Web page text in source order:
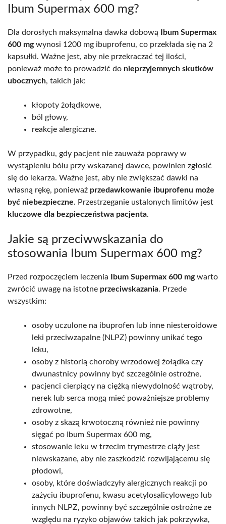
Ibum Supermax 600 mg?
Dla dorosłych maksymalna dawka dobową
Ibum Supermax
600 mgwynosi 1200 mg ibuprofenu, co przekłada się na 2
kapsułki. Ważne jest, aby nie przekraczać tej ilości,
ponieważ może to prowadzić do nieprzyjemnych skutków
ubocznych, takich jak:
kłopoty żołądkowe,
ból głowy,
reakcje alergiczne.
W przypadku, gdy pacjent nie zauważa poprawy w
wystąpieniu bólu przy wskazanej dawce, powinien zgłosić
się do lekarza. Ważne jest, aby nie zwiększać dawki na
własną rękę, ponieważ przedawkowanie ibuprofenu może
być niebezpieczne. Przestrzeganie ustalonych limitów jest
kluczowe dla bezpieczeństwa pacjenta.
Jakie są przeciwwskazania do
stosowania Ibum Supermax 600 mg?
Przed rozpoczęciem leczenia Ibum Supermax 600 mgwarto
zwrócić uwagę na istotne przeciwskazania. Przede
wszystkim:
osoby uczulone na ibuprofen lub inne niesteroidowe
leki przeciwzapalne (NLPZ) powinny unikać tego
leku,
osoby z historią choroby wrzodowej żołądka czy
dwunastnicy powinny być szczególnie ostrożne,
pacjenci cierpiący na ciężką niewydolność wątroby,
nerek lub serca mogą mieć poważniejsze problemy
zdrowotne,
osoby z skazą krwotoczną również nie powinny
sięgać po Ibum Supermax 600 mg,
stosowanie leku w trzecim trymestrze ciąży jest
niewskazane, aby nie zaszkodzić rozwijającemu się
płodowi,
osoby, które doświadczyły alergicznych reakcji po
zażyciu ibuprofenu, kwasu acetylosalicylowego lub
innych NLPZ, powinny być szczególnie ostrożne ze
względu na ryzyko objawów takich jak pokrzywka,